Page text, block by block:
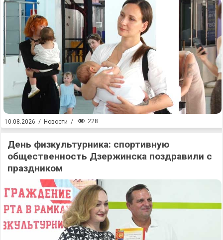
10.08.2026 / Новости / 228
День физкультурника: спортивную
общественность Дзержинска поздравили с
праздником